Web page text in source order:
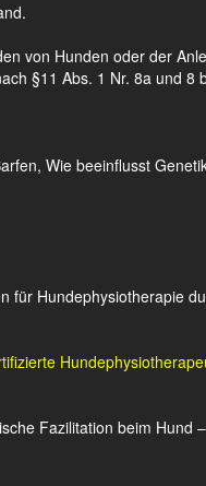
von Hunden oder der
§11 Abs. 1 Nr. 8a und 8
Wie beeinflusst
für Hundephysiotherapie
Fazilitation beim Hund